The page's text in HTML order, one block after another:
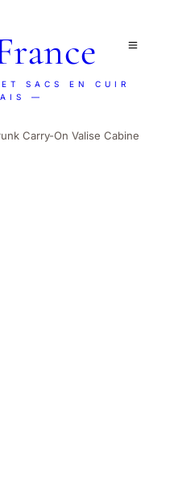
SACS EN CUIR
—
Carry-On Valise Cabine